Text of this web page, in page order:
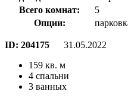
Всего комнат:
5
Опции:
ID: 204175
31.05.2022
159 кв. м
4 спальни
3 ванных